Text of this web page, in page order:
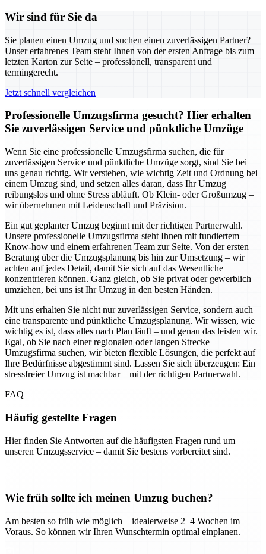
Wir sind für Sie da
Sie planen einen Umzug und suchen einen zuverlässigen Partner?
Unser erfahrenes Team steht Ihnen von der ersten Anfrage bis zum
letzten Karton zur Seite – professionell, transparent und
termingerecht.
Jetzt schnell vergleichen
Professionelle Umzugsfirma gesucht? Hier erhalten
Sie zuverlässigen Service und pünktliche Umzüge
Wenn Sie eine professionelle Umzugsfirma suchen, die für
zuverlässigen Service und pünktliche Umzüge sorgt, sind Sie bei
uns genau richtig. Wir verstehen, wie wichtig Zeit und Ordnung bei
einem Umzug sind, und setzen alles daran, dass Ihr Umzug
reibungslos und ohne Stress abläuft. Ob Klein- oder Großumzug –
wir übernehmen mit Leidenschaft und Präzision.
Ein gut geplanter Umzug beginnt mit der richtigen Partnerwahl.
Unsere professionelle Umzugsfirma steht Ihnen mit fundiertem
Know-how und einem erfahrenen Team zur Seite. Von der ersten
Beratung über die Umzugsplanung bis hin zur Umsetzung – wir
achten auf jedes Detail, damit Sie sich auf das Wesentliche
konzentrieren können. Ganz gleich, ob Sie privat oder gewerblich
umziehen, bei uns ist Ihr Umzug in den besten Händen.
Mit uns erhalten Sie nicht nur zuverlässigen Service, sondern auch
eine transparente und pünktliche Umzugsplanung. Wir wissen, wie
wichtig es ist, dass alles nach Plan läuft – und genau das leisten wir.
Egal, ob Sie nach einer regionalen oder langen Strecke
Umzugsfirma suchen, wir bieten flexible Lösungen, die perfekt auf
Ihre Bedürfnisse abgestimmt sind. Lassen Sie sich überzeugen: Ein
stressfreier Umzug ist machbar – mit der richtigen Partnerwahl.
FAQ
Häufig gestellte Fragen
Hier finden Sie Antworten auf die häufigsten Fragen rund um
unseren Umzugsservice – damit Sie bestens vorbereitet sind.
Wie früh sollte ich meinen Umzug buchen?
Am besten so früh wie möglich – idealerweise 2–4 Wochen im
Voraus. So können wir Ihren Wunschtermin optimal einplanen.